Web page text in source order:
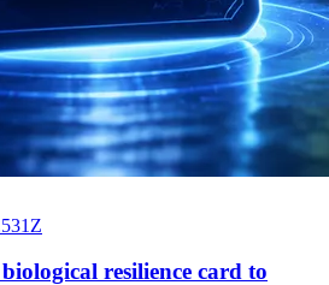
resilience card to